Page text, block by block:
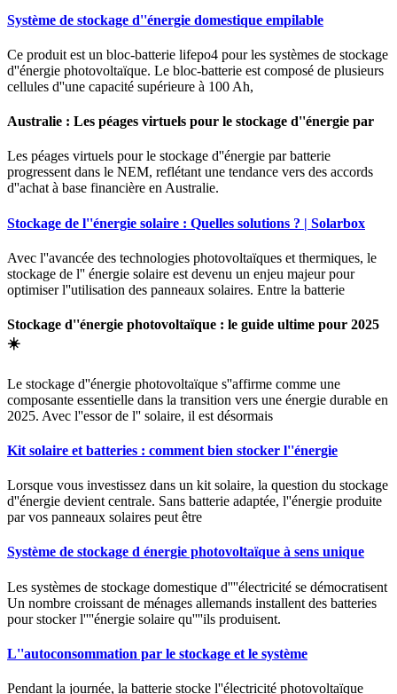
Système de stockage d''énergie domestique empilable
Ce produit est un bloc-batterie lifepo4 pour les systèmes de stockage
d''énergie photovoltaïque. Le bloc-batterie est composé de plusieurs
cellules d''une capacité supérieure à 100 Ah,
Australie : Les péages virtuels pour le stockage d''énergie par
Les péages virtuels pour le stockage d''énergie par batterie
progressent dans le NEM, reflétant une tendance vers des accords
d''achat à base financière en Australie.
Stockage de l''énergie solaire : Quelles solutions ? | Solarbox
Avec l''avancée des technologies photovoltaïques et thermiques, le
stockage de l'' énergie solaire est devenu un enjeu majeur pour
optimiser l''utilisation des panneaux solaires. Entre la batterie
Stockage d''énergie photovoltaïque : le guide ultime pour 2025
☀️
Le stockage d''énergie photovoltaïque s''affirme comme une
composante essentielle dans la transition vers une énergie durable en
2025. Avec l''essor de l'' solaire, il est désormais
Kit solaire et batteries : comment bien stocker l''énergie
Lorsque vous investissez dans un kit solaire, la question du stockage
d''énergie devient centrale. Sans batterie adaptée, l''énergie produite
par vos panneaux solaires peut être
Système de stockage d énergie photovoltaïque à sens unique
Les systèmes de stockage domestique d''''électricité se démocratisent
Un nombre croissant de ménages allemands installent des batteries
pour stocker l''''énergie solaire qu''''ils produisent.
L''autoconsommation par le stockage et le système
Pendant la journée, la batterie stocke l''électricité photovoltaïque